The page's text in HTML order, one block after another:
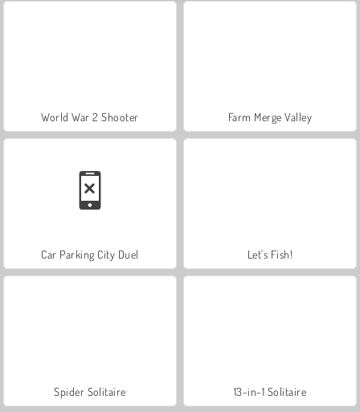
World War 2 Shooter Farm Merge Valley
Car Parking City Duel Let's Fish!
Spider Solitaire 13-in-1 Solitaire